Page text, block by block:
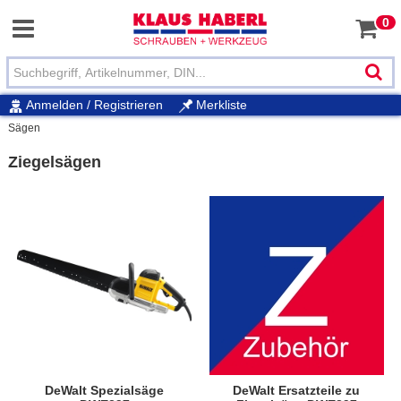
0
Anmelden / Registrieren Merkliste
Sägen
Ziegelsägen
DeWalt Spezialsäge
DeWalt Ersatzteile zu